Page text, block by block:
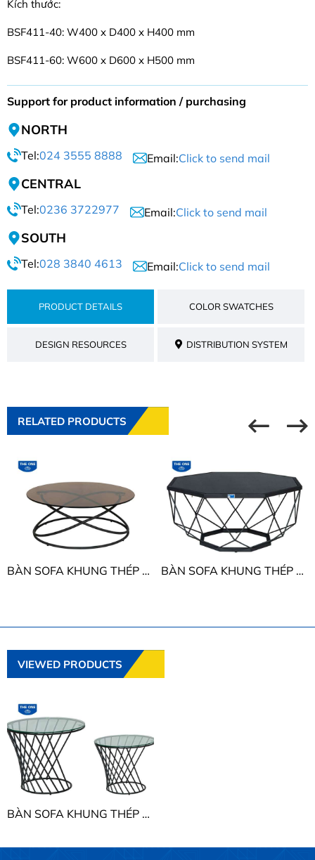
Kích thước:
BSF411-40: W400 x D400 x H400 mm
BSF411-60: W600 x D600 x H500 mm
Support for product information / purchasing
NORTH
Tel:024 3555 8888 Email:Click to send mail
CENTRAL
Tel:0236 3722977 Email:Click to send mail
SOUTH
Tel:028 3840 4613 Email:Click to send mail
PRODUCT DETAILS COLOR SWATCHES
DESIGN RESOURCES DISTRIBUTION SYSTEM
RELATED PRODUCTS
BÀN SOFA KHUNG THÉP - INOX THE ONE BSF410 BÀN SOFA KHUNG THÉP - INOX THE ONE BSF408
VIEWED PRODUCTS
BÀN SOFA KHUNG THÉP - INOX THE ONE BSF411